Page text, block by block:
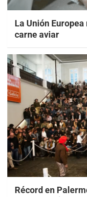
La Unión
carne aviar
Récord en